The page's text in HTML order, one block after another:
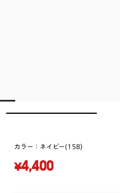
カラー： ネイビー(158)
¥4,400